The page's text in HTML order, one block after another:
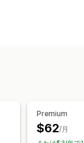
Premium
$62/月